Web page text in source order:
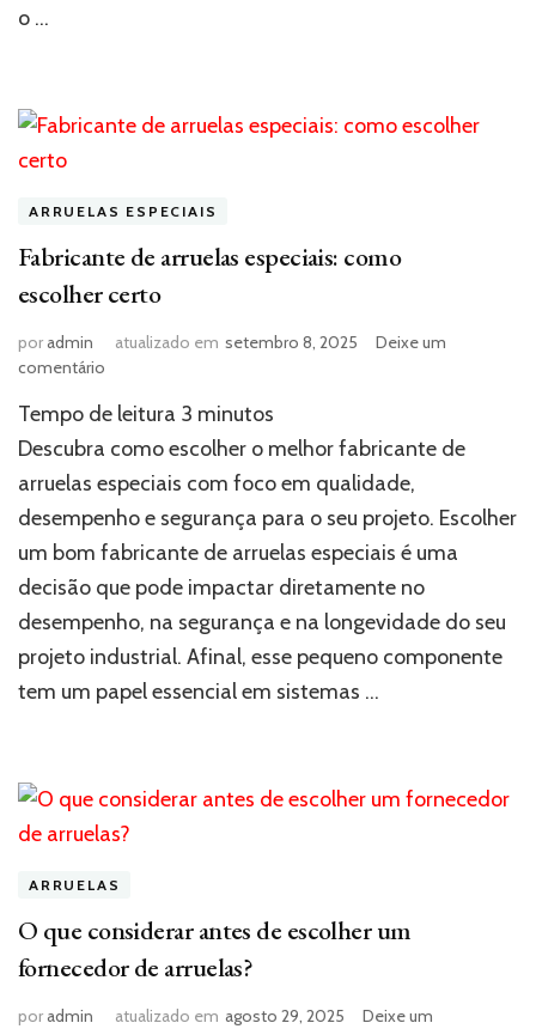
o …
ARRUELAS ESPECIAIS
Fabricante de arruelas especiais: como
escolher certo
poradmin atualizado em setembro 8, 2025
Deixe um
comentário
de
arruelas
como
escolher
certo
Tempo de leitura 3 minutos
Descubra como escolher o melhor fabricante de
arruelas especiais com foco em qualidade,
desempenho e segurança para o seu projeto. Escolher
um bom fabricante de arruelas especiais é uma
decisão que pode impactar diretamente no
desempenho, na segurança e na longevidade do seu
projeto industrial. Afinal, esse pequeno componente
tem um papel essencial em sistemas …
ARRUELAS
O que considerar antes de escolher um
fornecedor de arruelas?
poradmin atualizado em agosto 29, 2025
Deixe um